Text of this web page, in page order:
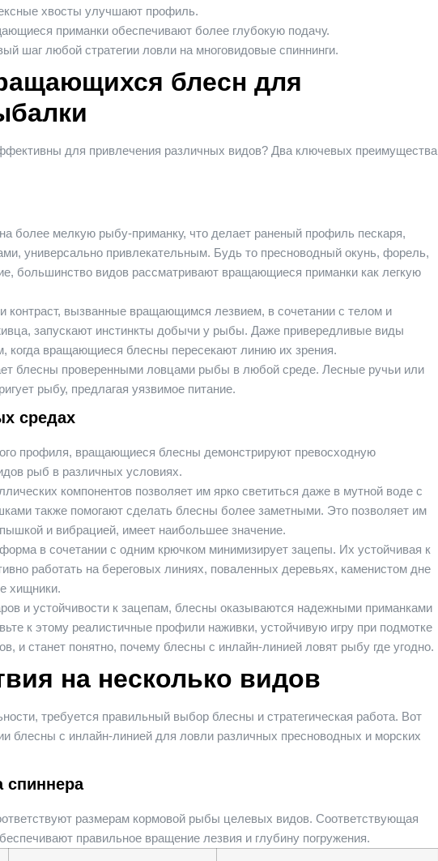
хвосты улучшают профиль.
приманки обеспечивают более глубокую подачу.
шаг любой стратегии ловли на многовидовые спиннинги.
блесн для
для привлечения различных видов? Два ключевых преимущества
более мелкую рыбу-приманку, что делает раненый профиль пескаря,
универсально привлекательным. Будь то пресноводный окунь, форель,
большинство видов рассматривают вращающиеся приманки как легкую
контраст, вызванные вращающимся лезвием, в сочетании с телом и
запускают инстинкты добычи у рыбы. Даже привередливые виды
когда вращающиеся блесны пересекают линию их зрения.
блесны проверенными ловцами рыбы в любой среде. Лесные ручьи или
рыбу, предлагая уязвимое питание.
средах
профиля, вращающиеся блесны демонстрируют превосходную
рыб в различных условиях.
компонентов позволяет им ярко светиться даже в мутной воде с
также помогают сделать блесны более заметными. Это позволяет им
и вибрацией, имеет наибольшее значение.
в сочетании с одним крючком минимизирует зацепы. Их устойчивая к
работать на береговых линиях, поваленных деревьях, каменистом дне
хищники.
и устойчивости к зацепам, блесны оказываются надежными приманками
к этому реалистичные профили наживки, устойчивую игру при подмотке
и станет понятно, почему блесны с инлайн-линией ловят рыбу где угодно.
на несколько видов
требуется правильный выбор блесны и стратегическая работа. Вот
блесны с инлайн-линией для ловли различных пресноводных и морских
спиннера
размерам кормовой рыбы целевых видов. Соответствующая
правильное вращение лезвия и глубину погружения.